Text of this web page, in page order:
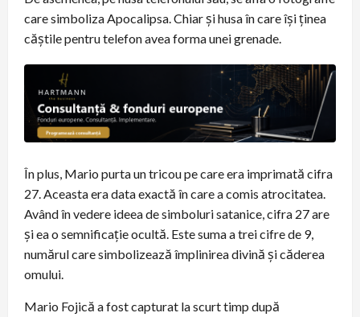
care simboliza Apocalipsa. Chiar și husa în care își ținea
căștile pentru telefon avea forma unei grenade.
În plus, Mario purta un tricou pe care era imprimată cifra
27. Aceasta era data exactă în care a comis atrocitatea.
Având în vedere ideea de simboluri satanice, cifra 27 are
și ea o semnificație ocultă. Este suma a trei cifre de 9,
numărul care simbolizează împlinirea divină și căderea
omului.
Mario Fojică a fost capturat la scurt timp după